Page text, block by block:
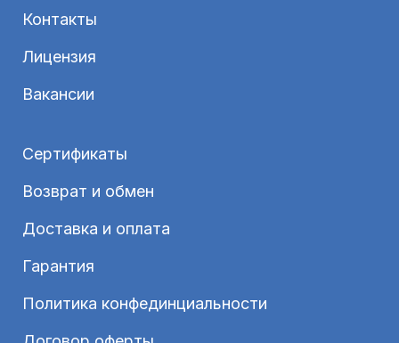
Контакты
Лицензия
Вакансии
Сертификаты
Возврат и обмен
Доставка и оплата
Гарантия
Политика конфединциальности